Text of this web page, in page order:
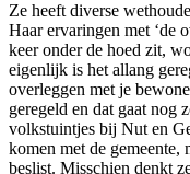
Ze heeft diverse
Haar ervaringen met ‘de
keer onder de hoed zit,
eigenlijk is het allang
overleggen met je
geregeld en dat gaat nog
volkstuintjes bij Nut en
komen met de gemeente,
beslist. Misschien denkt